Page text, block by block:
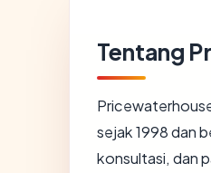
Tentang
sejak 1998 dan
konsultasi, dan